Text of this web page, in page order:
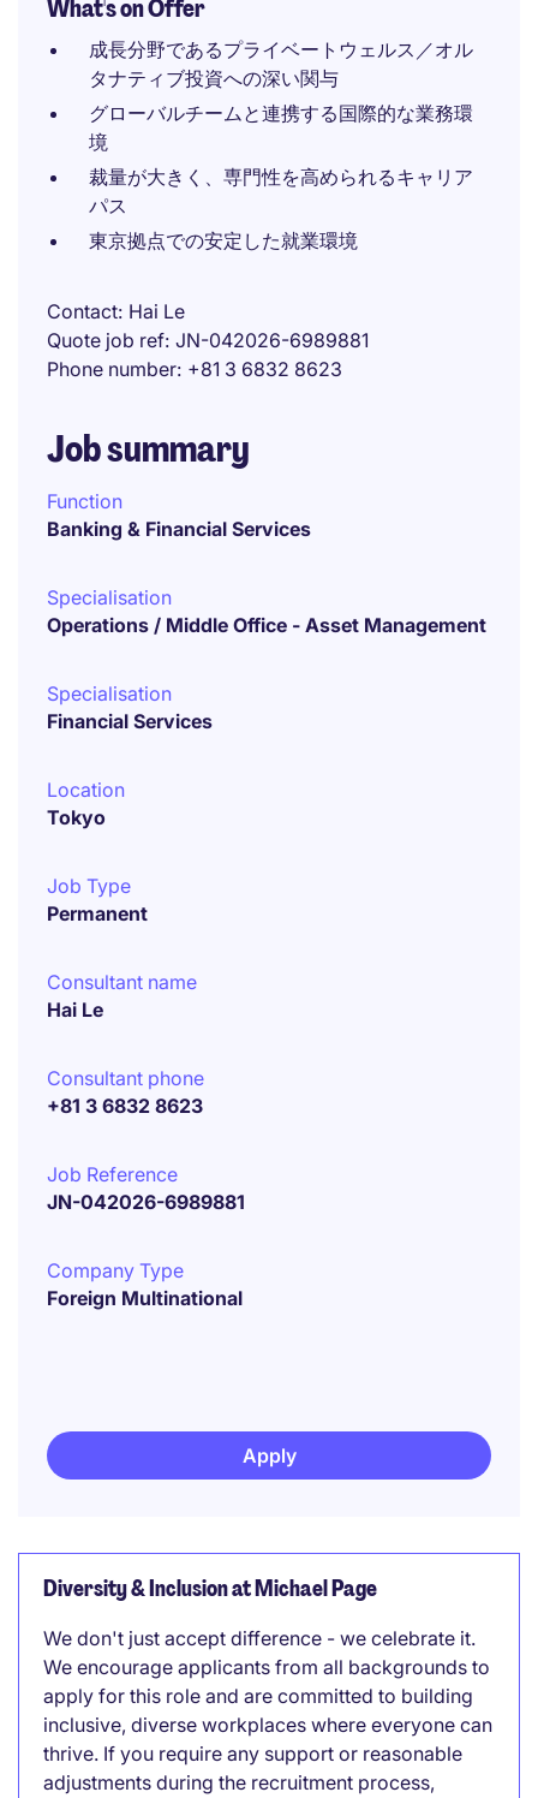
What's on Offer
成長分野であるプライベートウェルス／オル
タナティブ投資への深い関与
グローバルチームと連携する国際的な業務環
境
裁量が大きく、専門性を高められるキャリア
パス
東京拠点での安定した就業環境
Contact Hai Le
Quote job ref JN-042026-6989881
Phone number +81 3 6832 8623
Job summary
Function
Banking & Financial Services
Specialisation
Operations / Middle Office - Asset Management
Specialisation
Financial Services
Location
Tokyo
Job Type
Permanent
Consultant name
Hai Le
Consultant phone
+81 3 6832 8623
Job Reference
JN-042026-6989881
Company Type
Foreign Multinational
Apply
Diversity & Inclusion at Michael Page
We don't just accept difference - we celebrate it.
We encourage applicants from all backgrounds to
apply for this role and are committed to building
inclusive, diverse workplaces where everyone can
thrive. If you require any support or reasonable
adjustments during the recruitment process,